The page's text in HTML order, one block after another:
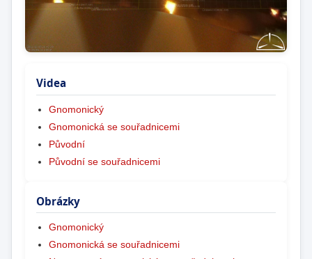
Videa
Gnomonický
Gnomonická se souřadnicemi
Původní
Původní se souřadnicemi
Obrázky
Gnomonický
Gnomonická se souřadnicemi